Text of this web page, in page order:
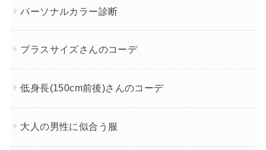
パーソナルカラー診断
プラスサイズさんのコーデ
低身長(150cm前後)さんのコーデ
大人の男性に似合う服